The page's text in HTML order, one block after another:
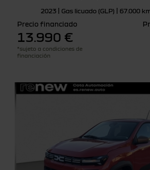
2023 | Gas licuado (GLP) | 67.000
Precio financiado
13.990 €
*sujeto a condiciones de
financiación